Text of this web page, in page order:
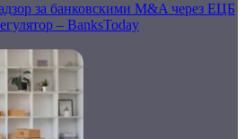
за банковскими M&A через ЕЦБ
– BanksToday